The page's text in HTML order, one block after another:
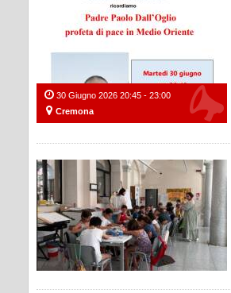
30 Giugno 2026 20:45 - 23:00
Cremona